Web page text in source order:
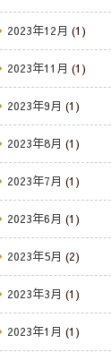
2023年12月 (1)
2023年11月 (1)
2023年9月 (1)
2023年8月 (1)
2023年7月 (1)
2023年6月 (1)
2023年5月 (2)
2023年3月 (1)
2023年1月 (1)